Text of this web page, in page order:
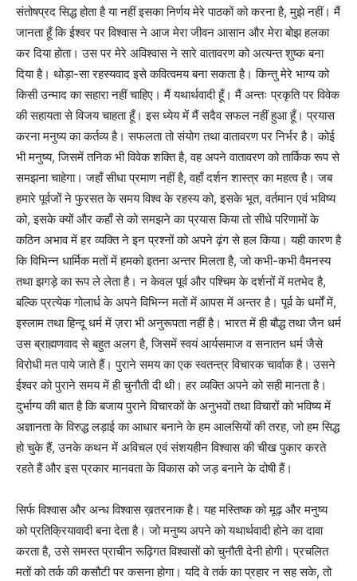
संतोषप्रद सिद्ध होता है या नहीं इसका निर्णय मेरे पाठकों को करना है, मुझे नहीं। मैं
जानता हूँ कि ईश्वर पर विश्वास ने आज मेरा जीवन आसान और मेरा बोझ हलका
कर दिया होता। उस पर मेरे अविश्वास ने सारे वातावरण को अत्यन्त शुष्क बना
दिया है। थोड़ा-सा रहस्यवाद इसे कवित्वमय बना सकता है। किन्तु मेरे भाग्य को
किसी उन्माद का सहारा नहीं चाहिए। मैं यथार्थवादी हूँ। मैं अन्तः प्रकृति पर विवेक
की सहायता से विजय चाहता हूँ। इस ध्येय में मैं सदैव सफल नहीं हुआ हूँ। प्रयास
करना मनुष्य का कर्तव्य है। सफलता तो संयोग तथा वातावरण पर निर्भर है। कोई
भी मनुष्य, जिसमें तनिक भी विवेक शक्ति है, वह अपने वातावरण को तार्किक रूप से
समझना चाहेगा। जहाँ सीधा प्रमाण नहीं है, वहाँ दर्शन शास्त्र का महत्व है। जब
हमारे पूर्वजों ने फुरसत के समय विश्व के रहस्य को, इसके भूत, वर्तमान एवं भविष्य
को, इसके क्यों और कहाँ से को समझने का प्रयास किया तो सीधे परिणामों के
कठिन अभाव में हर व्यक्ति ने इन प्रश्नों को अपने ढ़ंग से हल किया। यही कारण है
कि विभिन्न धार्मिक मतों में हमको इतना अन्तर मिलता है, जो कभी-कभी वैमनस्य
तथा झगड़े का रूप ले लेता है। न केवल पूर्व और पश्चिम के दर्शनों में मतभेद है,
बल्कि प्रत्येक गोलार्ध के अपने विभिन्न मतों में आपस में अन्तर है। पूर्व के धर्मों में,
इस्लाम तथा हिन्दू धर्म में ज़रा भी अनुरूपता नहीं है। भारत में ही बौद्ध तथा जैन धर्म
उस ब्राह्मणवाद से बहुत अलग है, जिसमें स्वयं आर्यसमाज व सनातन धर्म जैसे
विरोधी मत पाये जाते हैं। पुराने समय का एक स्वतन्त्र विचारक चार्वाक है। उसने
ईश्वर को पुराने समय में ही चुनौती दी थी। हर व्यक्ति अपने को सही मानता है।
दुर्भाग्य की बात है कि बजाय पुराने विचारकों के अनुभवों तथा विचारों को भविष्य में
अज्ञानता के विरुद्ध लड़ाई का आधार बनाने के हम आलसियों की तरह, जो हम सिद्ध
हो चुके हैं, उनके कथन में अविचल एवं संशयहीन विश्वास की चीख पुकार करते
रहते हैं और इस प्रकार मानवता के विकास को जड़ बनाने के दोषी हैं।
सिर्फ विश्वास और अन्ध विश्वास ख़तरनाक है। यह मस्तिष्क को मूढ़ और मनुष्य
को प्रतिक्रियावादी बना देता है। जो मनुष्य अपने को यथार्थवादी होने का दावा
करता है, उसे समस्त प्राचीन रूढ़िगत विश्वासों को चुनौती देनी होगी। प्रचलित
मतों को तर्क की कसौटी पर कसना होगा। यदि वे तर्क का प्रहार न सह सके, तो